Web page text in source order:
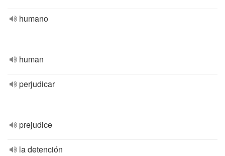
humano
human
perjudicar
prejudice
la detención